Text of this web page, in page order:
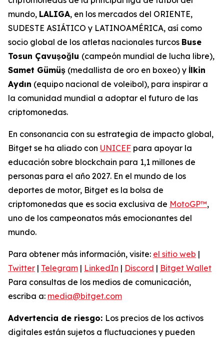
mundo, LALIGA, en los mercados del ORIENTE,
SUDESTE ASIÁTICO y LATINOAMÉRICA, así como
socio global de los atletas nacionales turcos Buse
Tosun Çavuşoğlu (campeón mundial de lucha libre),
Samet Gümüş (medallista de oro en boxeo) y İlkin
Aydın (equipo nacional de voleibol), para inspirar a
la comunidad mundial a adoptar el futuro de las
criptomonedas.
En consonancia con su estrategia de impacto global,
Bitget se ha aliado con UNICEF para apoyar la
educación sobre blockchain para 1,1 millones de
personas para el año 2027. En el mundo de los
deportes de motor, Bitget es la bolsa de
criptomonedas que es socia exclusiva de MotoGP™,
uno de los campeonatos más emocionantes del
mundo.
Para obtener más información, visite: el sitio web |
Twitter | Telegram | LinkedIn | Discord | Bitget Wallet
Para consultas de los medios de comunicación,
escriba a: media@bitget.com
Advertencia de riesgo: Los precios de los activos
digitales están sujetos a fluctuaciones y pueden